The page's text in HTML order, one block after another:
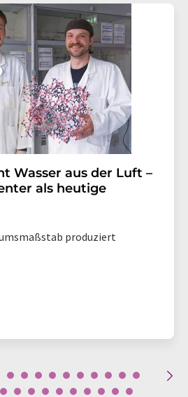
Wasser aus der Luft –
als heutige
produziert